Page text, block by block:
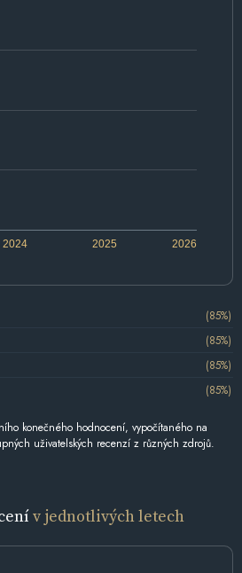
2024 2026
2025
(85%)
(85%)
(85%)
(85%)
konečného hodnocení, vypočítaného na
uživatelských recenzí z různých zdrojů.
v jednotlivých letech